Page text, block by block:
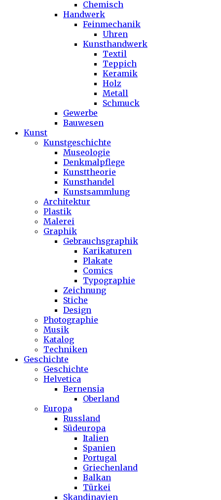
Chemisch
Handwerk
Feinmechanik
Uhren
Kunsthandwerk
Textil
Teppich
Keramik
Holz
Metall
Schmuck
Gewerbe
Bauwesen
Kunst
Kunstgeschichte
Museologie
Denkmalpflege
Kunsttheorie
Kunsthandel
Kunstsammlung
Architektur
Plastik
Malerei
Graphik
Gebrauchsgraphik
Karikaturen
Plakate
Comics
Typographie
Zeichnung
Stiche
Design
Photographie
Musik
Katalog
Techniken
Geschichte
Geschichte
Helvetica
Bernensia
Oberland
Europa
Russland
Südeuropa
Italien
Spanien
Portugal
Griechenland
Balkan
Türkei
Skandinavien